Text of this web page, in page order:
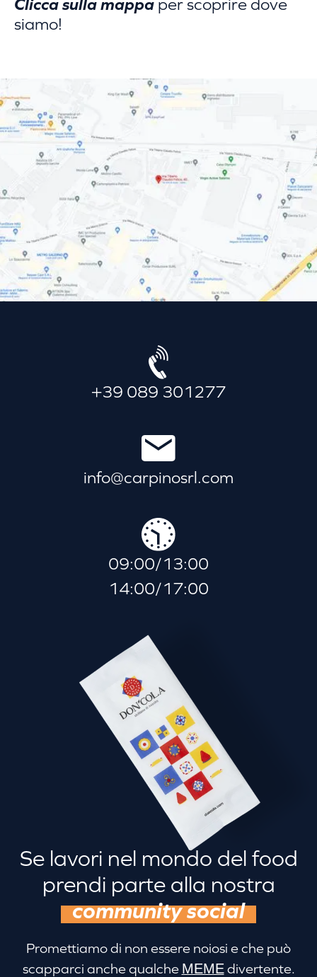
siamo!
+39 089 301277
info@carpinosrl.com
09:00/13:00
14:00/17:00
Se lavori nel mondo del food
prendi parte alla nostra
community social
Promettiamo di non essere noiosi e che può
scapparci anche qualche MEMEdivertente.